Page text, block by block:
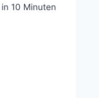
10 Minuten